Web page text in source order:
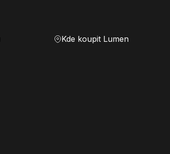
Kde koupit Lumen